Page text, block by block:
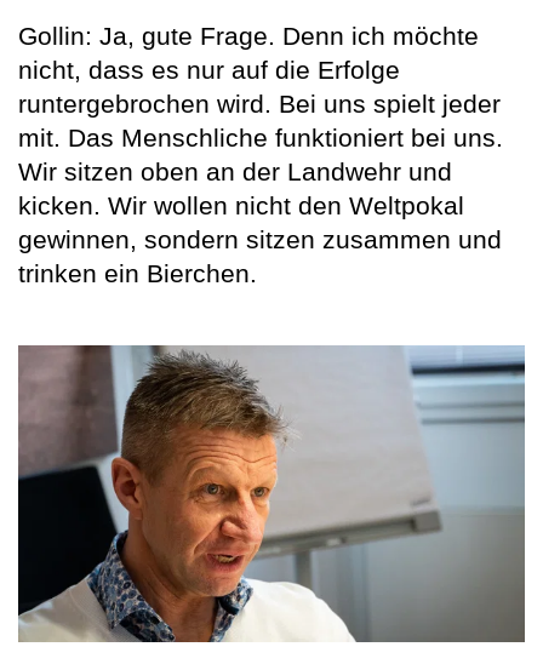
Gollin: Ja, gute Frage. Denn ich möchte
nicht, dass es nur auf die Erfolge
runtergebrochen wird. Bei uns spielt jeder
mit. Das Menschliche funktioniert bei uns.
Wir sitzen oben an der Landwehr und
kicken. Wir wollen nicht den Weltpokal
gewinnen, sondern sitzen zusammen und
trinken ein Bierchen.